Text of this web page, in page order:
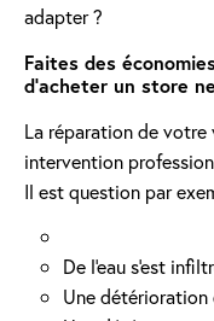
adapter ?
Faites des
d'acheter un store
La réparation de
intervention
Il est question par
De l'eau s'est
Une